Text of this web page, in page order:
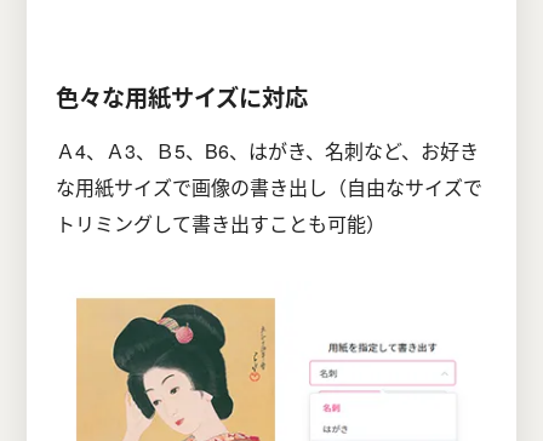
色々な用紙サイズに対応
Ａ4、Ａ3、Ｂ5、B6、はがき、名刺など、お好き
な用紙サイズで画像の書き出し（自由なサイズで
トリミングして書き出すことも可能）